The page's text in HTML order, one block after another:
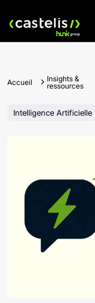
Accueil
Insights &
ressources
Intelligence Artificielle